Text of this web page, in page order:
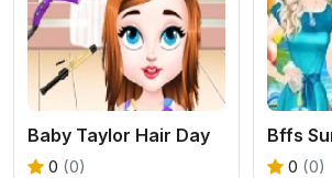
Baby Taylor Hair Day
0 (0) 0 (0)